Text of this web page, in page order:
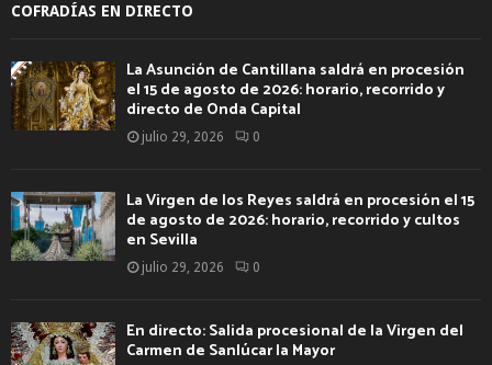
COFRADÍAS EN DIRECTO
La Asunción de Cantillana saldrá en procesión
el 15 de agosto de 2026: horario, recorrido y
directo de Onda Capital
julio 29, 2026 0
La Virgen de los Reyes saldrá en procesión el 15
de agosto de 2026: horario, recorrido y cultos
en Sevilla
julio 29, 2026 0
En directo: Salida procesional de la Virgen del
Carmen de Sanlúcar la Mayor